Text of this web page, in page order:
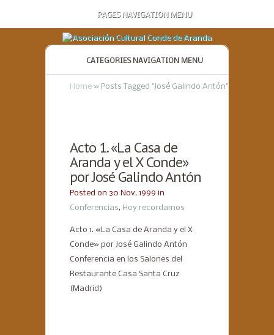
PAGES NAVIGATION MENU
CATEGORIES NAVIGATION MENU
Home » Posts Tagged "José Galindo Antón"
Acto 1. «La Casa de
Aranda y el X Conde»
por José Galindo Antón
Posted on 30 Nov, 1999 in
Conferencias, Hoy recordamos
Acto 1. «La Casa de Aranda y el X
Conde» por José Galindo Antón
Conferencia en los Salones del
Restaurante Casa Santa Cruz
(Madrid)